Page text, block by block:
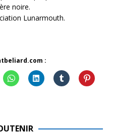
noire.
Lunarmouth.
: